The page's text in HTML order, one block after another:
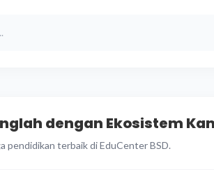
dengan Ekosistem
pendidikan terbaik di EduCenter BSD.